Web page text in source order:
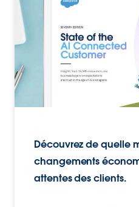
Découvrez de quelle
changements
attentes des clients.